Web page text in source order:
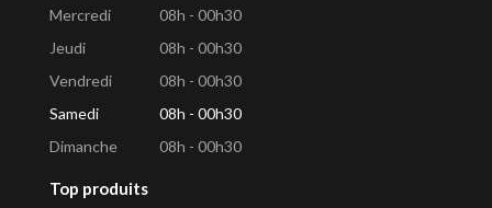
Mercredi
08h - 00h30
Jeudi
08h - 00h30
Vendredi
08h - 00h30
Samedi
08h - 00h30
Dimanche
08h - 00h30
Top produits